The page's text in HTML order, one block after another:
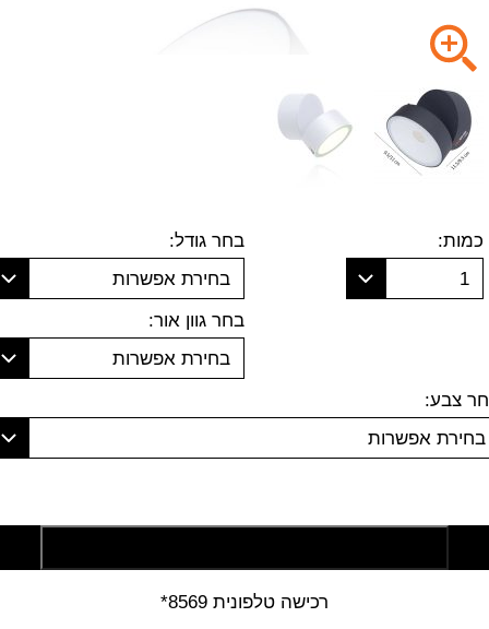
כמות:
1
בחר גודל:
בחירת אפשרות
בחר גוון אור:
בחירת אפשרות
צבע:
בחירת אפשרות
רכישה טלפונית 8569*